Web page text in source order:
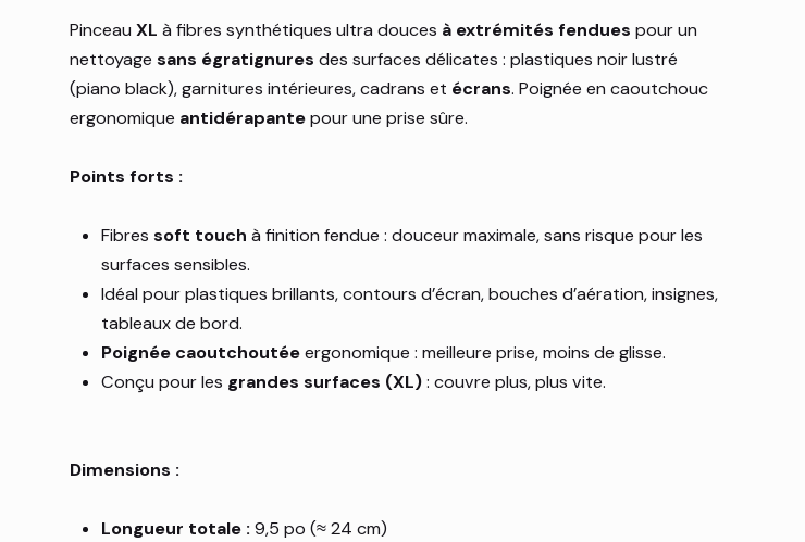
PinceauXL à fibres synthétiques ultra douces à extrémités fendues pour un
nettoyagesans égratignures des surfaces délicates : plastiques noir lustré
(piano black), garnitures intérieures, cadrans et écrans. Poignée en caoutchouc
ergonomique antidérapantepour une prise sûre.
Points forts :
Fibressoft touch à finition fendue : douceur maximale, sans risque pour les
surfaces sensibles.
Idéal pour plastiques brillants, contours d’écran, bouches d’aération, insignes,
tableaux de bord.
Poignée caoutchoutéeergonomique : meilleure prise, moins de glisse.
Conçu pour les grandes surfaces (XL): couvre plus, plus vite.
Dimensions :
Longueur totale : 9,5 po (≈ 24 cm)